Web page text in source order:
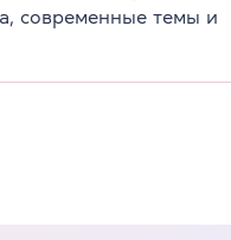
современные темы и